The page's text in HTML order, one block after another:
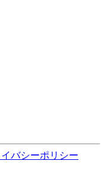
バシーポリシー